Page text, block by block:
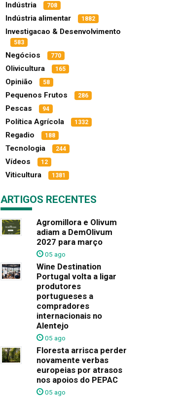
Indústria 708
Indústria alimentar 1882
Investigacao & Desenvolvimento
583
Negócios 770
Olivicultura 165
Opinião 58
Pequenos Frutos 286
Pescas 94
Política Agrícola 1332
Regadio 188
Tecnologia 244
Vídeos 12
Viticultura 1381
ARTIGOS RECENTES
Agromillora e Olivum
adiam a DemOlivum
2027 para março
05 ago
Wine Destination
Portugal volta a ligar
produtores
portugueses a
compradores
internacionais no
Alentejo
05 ago
Floresta arrisca perder
novamente verbas
europeias por atrasos
nos apoios do PEPAC
05 ago